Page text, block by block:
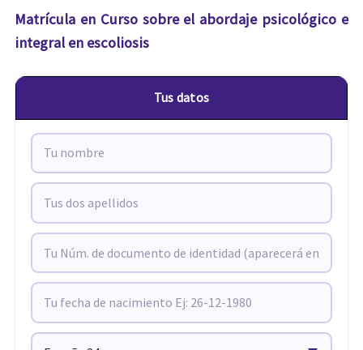
Matrícula en Curso sobre el abordaje psicológico e
integral en escoliosis
Tus datos